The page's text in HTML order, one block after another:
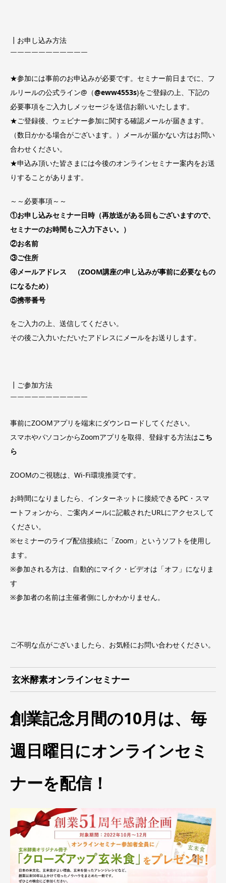
┃お申し込み方法
￣￣￣￣￣￣￣￣￣￣￣
★参加には事前のお申込みが必要です。セミナー前日までに、フ
ルリールの公式ライン@（@eww4553s)をご登録の上、下記の
必要事項をご入力しメッセージを送信お願いいたします。
★ご登録後、ウェビナー参加に関する確認メールが届きます。
（数日かかる場合がございます。）メールが届かない方はお問い
合わせください。
★申込み頂いた皆さまには今後のオンラインセミナー案内をお送
りすることがあります。
～～必要事項～～
①お申し込みセミナー日時（再放送がある回もございますので、
セミナーのお時間もご入力下さい。）
②お名前
③ご住所
④メールアドレス （ZOOM講座の申し込みが事前に必要なもの
になるため）
⑤携帯番号
をご入力の上、送信してください。
その後ご入力いただいたアドレスにメールをお送りします。
┃ご参加方法
￣￣￣￣￣￣￣￣￣￣￣
事前にZOOMアプリを端末にダウンロードしてください。
スマホやパソコンからZoomアプリを取得、登録する方法はこち
ら
ZOOMのご視聴は、Wi-Fi環境推奨です。
お時間になりましたら、インターネットに接続できるPC・スマ
ートフォンから、ご案内メールに記載されたURLにアクセスして
ください。
※セミナーのライブ配信接続に「Zoom」というソフトを使用し
ます。
※参加される方は、自動的にマイク・ビデオは「オフ」になりま
す
※参加者の名前は主催者側にしかわかりません。
ご不明な点がございましたら、お気軽にお問い合わせください。
玄米酵素オンラインセミナー
創業記念月間の10月は、毎
週日曜日にオンラインセミ
ナーを配信！